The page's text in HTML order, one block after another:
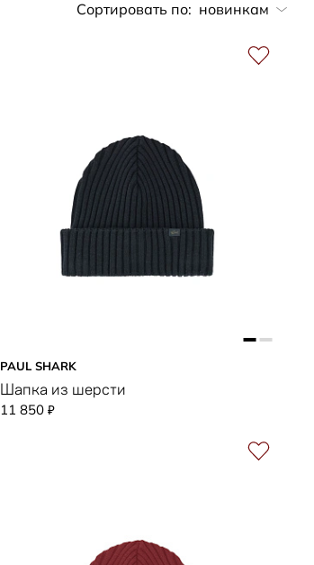
Сортировать по: новинкам
PAUL SHARK
Шапка из шерсти
11 850 ₽